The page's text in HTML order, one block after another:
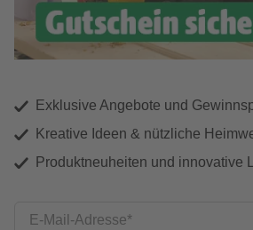
Exklusive Angebote und
Kreative Ideen & nützliche
Produktneuheiten und innovative
E-Mail-Adresse